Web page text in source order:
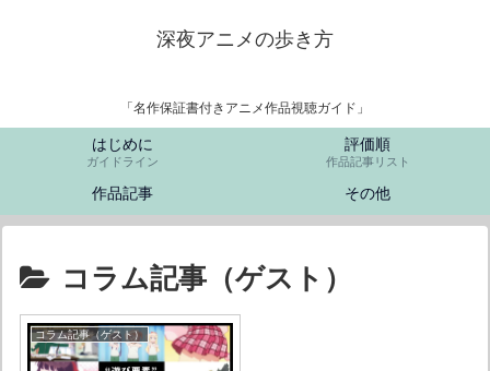
深夜アニメの歩き方
「名作保証書付きアニメ作品視聴ガイド」
はじめに
ガイドライン
評価順
作品記事リスト
作品記事 その他
コラム記事（ゲスト）
コラム記事（ゲスト）